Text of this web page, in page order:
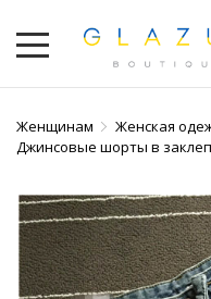
Женщинам Женская
Джинсовые шорты в